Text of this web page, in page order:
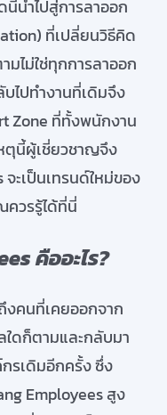
นำไปสู่การลาออก
ที่เปลี่ยนวิธีคิด
มไม่ใช่ทุกการลาออก
ไปทำงานที่เดิมจึง
Zone ที่ทั้งพนักงาน
ตุนี้ผู้เชี่ยวชาญจึง
ะเป็นเทรนด์ใหม่ของ
วรรู้ได้ที่นี่
คืออะไร?
งคนที่เคยออกจาก
ดก็ตามและกลับมา
รเดิมอีกครั้ง ซึ่ง
Employees สูง